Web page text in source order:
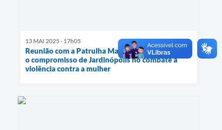
13 MAI 2025 - 17h05
Reunião com a Patrulha Maria da Penha reforça
o compromisso de Jardinópolis no combate à
violência contra a mulher